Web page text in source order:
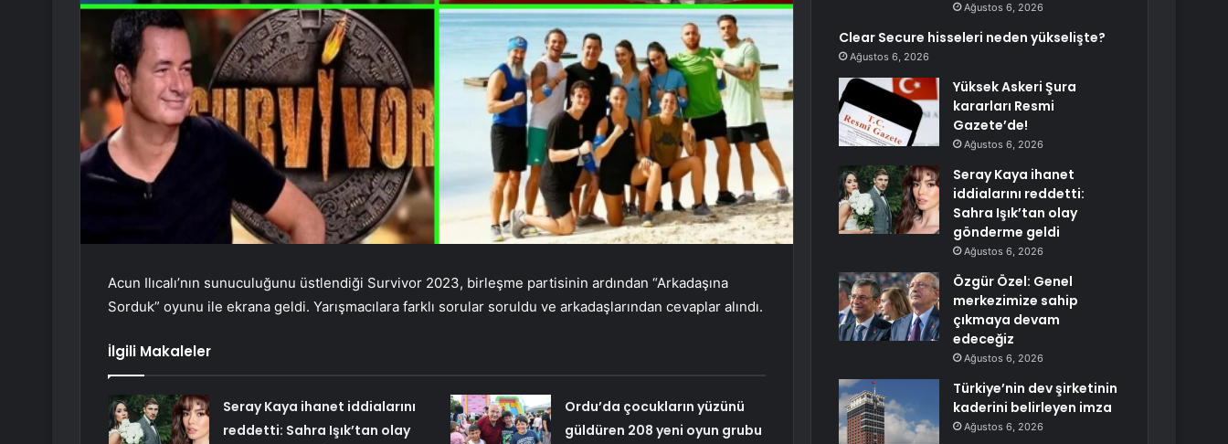
Acun Ilıcalı’nın sunuculuğunu üstlendiği Survivor 2023, birleşme partisinin ardından “Arkadaşına
Sorduk” oyunu ile ekrana geldi. Yarışmacılara farklı sorular soruldu ve arkadaşlarından cevaplar alındı.
İlgili Makaleler
Seray Kaya ihanet iddialarını
reddetti: Sahra Işık’tan olay
Ordu’da çocukların yüzünü
güldüren 208 yeni oyun grubu
Ağustos 6, 2026
Clear Secure hisseleri neden yükselişte?
Ağustos 6, 2026
Yüksek Askeri Şura
kararları Resmi
Gazete’de!
Ağustos 6, 2026
Seray Kaya ihanet
iddialarını reddetti:
Sahra Işık’tan olay
gönderme geldi
Ağustos 6, 2026
Özgür Özel: Genel
merkezimize sahip
çıkmaya devam
edeceğiz
Ağustos 6, 2026
Türkiye’nin dev şirketinin
kaderini belirleyen imza
Ağustos 6, 2026